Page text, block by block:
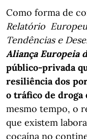
Como forma de
Relatório
Tendências e
Aliança Europeia
público-privada
resiliência dos
o tráfico de droga
mesmo tempo, o
que existem
cocaína no